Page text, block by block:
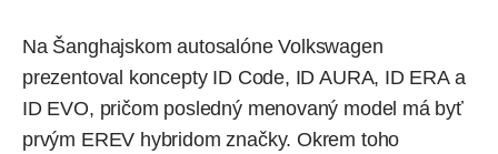
Na Šanghajskom autosalóne Volkswagen
prezentoval koncepty ID Code, ID AURA, ID ERA a
ID EVO, pričom posledný menovaný model má byť
prvým EREV hybridom značky. Okrem toho